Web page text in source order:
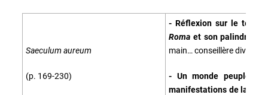
Saeculum aureum
(p. 169-230)
- Réflexion sur le
Roma et son palindrome
main… conseillère divine ».
- Un monde peuplé
manifestations de la